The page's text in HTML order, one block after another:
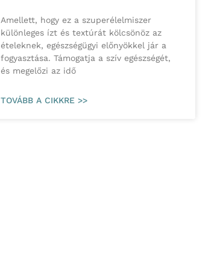
Amellett, hogy ez a szuperélelmiszer
különleges ízt és textúrát kölcsönöz az
ételeknek, egészségügyi előnyökkel jár a
fogyasztása. Támogatja a szív egészségét,
és megelőzi az idő
TOVÁBB A CIKKRE >>